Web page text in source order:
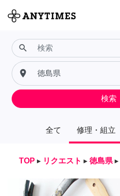
全て 修理・組立
search
place
検索
TOP ▸ リクエスト ▸ 徳島県 ▸